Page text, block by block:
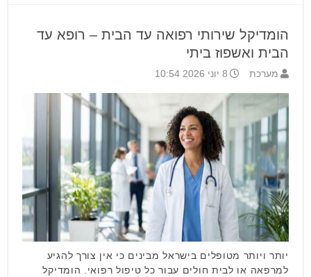
הומדיקל שירותי רפואה עד הבית – רופא עד
הבית ואשפוז ביתי
מערכת 8 יוני 2026 10:54
יותר ויותר מטופלים בישראל מבינים כי אין צורך להגיע
למרפאה או לבית חולים עבור כל טיפול רפואי. הומדיקל